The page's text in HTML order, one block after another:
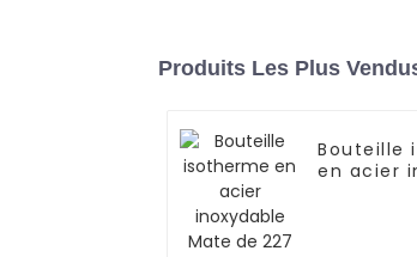
Produits Les Plus
Bouteille
en acier